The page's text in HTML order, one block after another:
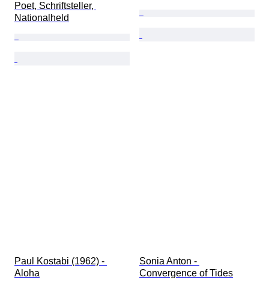
Poet, Schriftsteller,
Nationalheld
Paul Kostabi (1962) -
Aloha
Sonia Anton -
Convergence of Tides